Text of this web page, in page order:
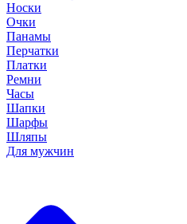
Носки
Очки
Панамы
Перчатки
Платки
Ремни
Часы
Шапки
Шарфы
Шляпы
Для мужчин